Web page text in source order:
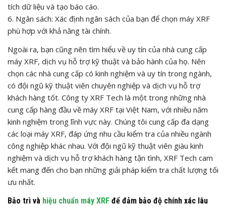
tích dữ liệu và tạo báo cáo.
6. Ngân sách: Xác định ngân sách của bạn để chọn máy XRF
phù hợp với khả năng tài chính.
Ngoài ra, bạn cũng nên tìm hiểu về uy tín của nhà cung cấp
máy XRF, dịch vụ hỗ trợ kỹ thuật và bảo hành của họ. Nên
chọn các nhà cung cấp có kinh nghiệm và uy tín trong ngành,
có đội ngũ kỹ thuật viên chuyên nghiệp và dịch vụ hỗ trợ
khách hàng tốt. Công ty XRF Tech là một trong những nhà
cung cấp hàng đầu về máy XRF tại Việt Nam, với nhiều năm
kinh nghiệm trong lĩnh vực này. Chúng tôi cung cấp đa dạng
các loại máy XRF, đáp ứng nhu cầu kiểm tra của nhiều ngành
công nghiệp khác nhau. Với đội ngũ kỹ thuật viên giàu kinh
nghiệm và dịch vụ hỗ trợ khách hàng tận tình, XRF Tech cam
kết mang đến cho bạn những giải pháp kiểm tra chất lượng tối
ưu nhất.
Bảo trì và hiệu chuẩn máy XRF để đảm bảo độ chính xác lâu